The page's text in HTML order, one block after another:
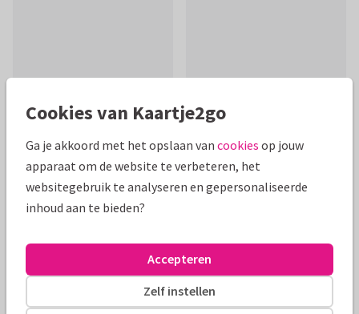
Productinformatie
Grappige beterschapskaart met drie druiven met gezichtjes
die steeds blijer worden. Voor positief herstel. Word snel
Alle kaarten zijn helemaal naar wens aan te passen
Beterschapskaarten manondesign Man Humor
Cookies van Kaartje2go
Ga je akkoord met het opslaan van cookies op jouw
apparaat om de website te verbeteren, het
websitegebruik te analyseren en gepersonaliseerde
inhoud aan te bieden?
Zelf instellen
Accepteren